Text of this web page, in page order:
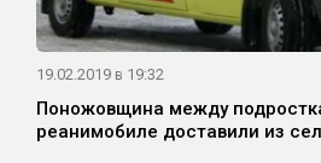
19.02.2019 в 19:32
Поножовщина между
реанимобиле доставили из